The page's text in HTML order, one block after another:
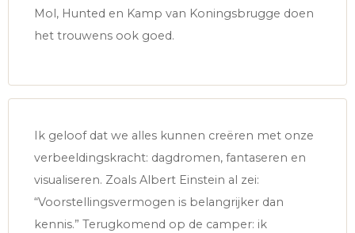
Mol, Hunted en Kamp van Koningsbrugge doen
het trouwens ook goed.
Ik geloof dat we alles kunnen creëren met onze
verbeeldingskracht: dagdromen, fantaseren en
visualiseren. Zoals Albert Einstein al zei:
“Voorstellingsvermogen is belangrijker dan
kennis.” Terugkomend op de camper: ik